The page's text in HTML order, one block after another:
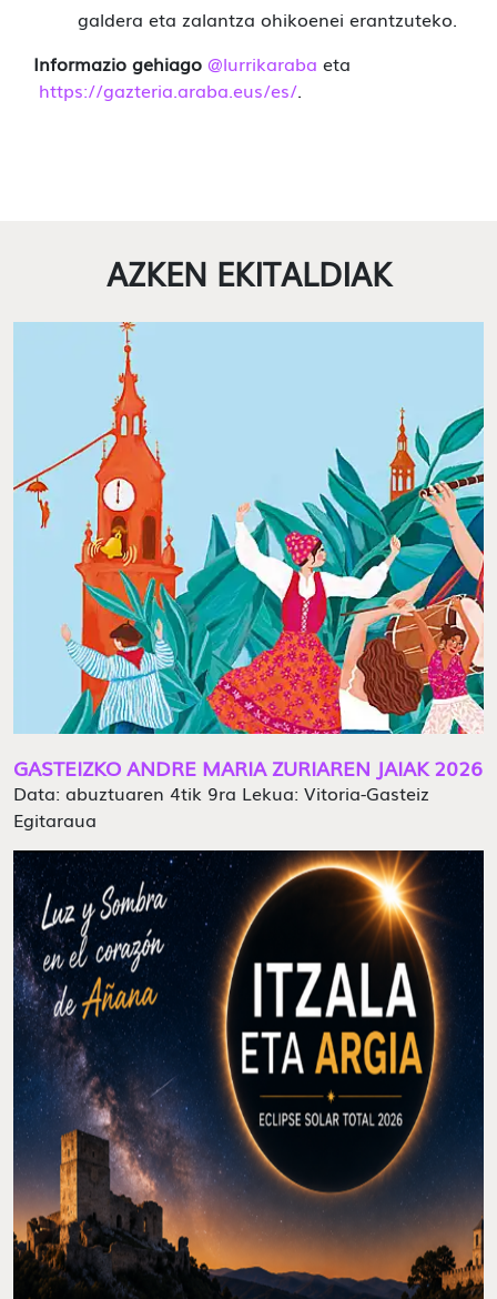
galdera eta zalantza ohikoenei erantzuteko.
Informazio gehiago @lurrikaraba eta
https://gazteria.araba.eus/es/.
AZKEN EKITALDIAK
GASTEIZKO ANDRE MARIA ZURIAREN JAIAK 2026
Data: abuztuaren 4tik 9ra Lekua: Vitoria-Gasteiz
Egitaraua